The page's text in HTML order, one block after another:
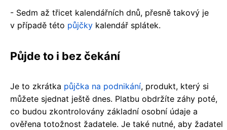
- Sedm až třicet kalendářních dnů, přesně takový je
v případě této půjčky kalendář splátek.
Půjde to i bez čekání
Je to zkrátka půjčka na podnikání, produkt, který si
můžete sjednat ještě dnes. Platbu obdržíte záhy poté,
co budou zkontrolovány základní osobní údaje a
ověřena totožnost žadatele. Je také nutné, aby žadatel